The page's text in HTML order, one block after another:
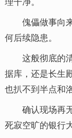
傀儡做事向
何后续隐患。
这般彻底的
据库，还是长生
也扒不到半点和
确认现场再
死寂空旷的银行大